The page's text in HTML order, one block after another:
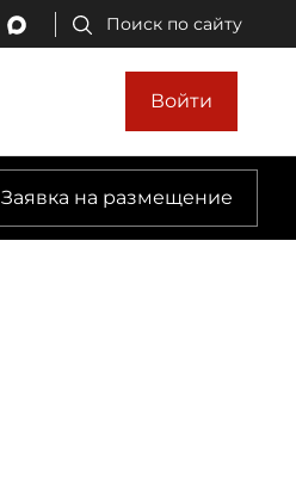
Поиск по сайту
Войти
Заявка на размещение